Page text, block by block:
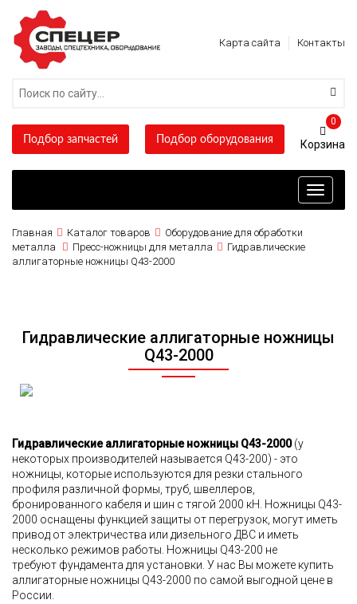
Карта сайта Контакты
Подбор запчастей Подбор оборудования
0
Toggle
Главная Каталог товаров
Оборудование для обработки
металла
Пресс-ножницы для металла
Гидравлические
аллигаторные ножницы Q43-2000
Гидравлические аллигаторные ножницы
Q43-2000
Гидрaвлические аллигаторные ножницы Q43-2000(у
некоторых производителей называется Q43-200) - это
ножницы, которые используются для резки стального
профиля различной формы, труб, швеллеров,
бронированного кабеля и шин с тягой 2000 кН. Ножницы Q43-
2000 оснащены функцией защиты от перегрузок, могут иметь
привод от электричества или дизельного ДВС и иметь
несколько режимов работы. Ножницы Q43-200 не
требуют фундамента для установки. У нас Вы можете купить
аллигаторные ножницы Q43-2000 по самой выгодной цене в
России.